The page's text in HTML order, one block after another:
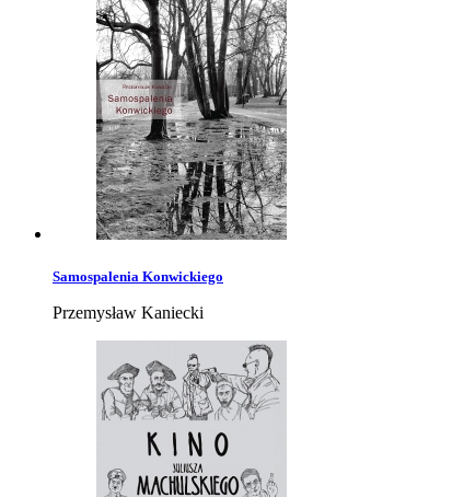
Samospalenia Konwickiego
Przemysław Kaniecki